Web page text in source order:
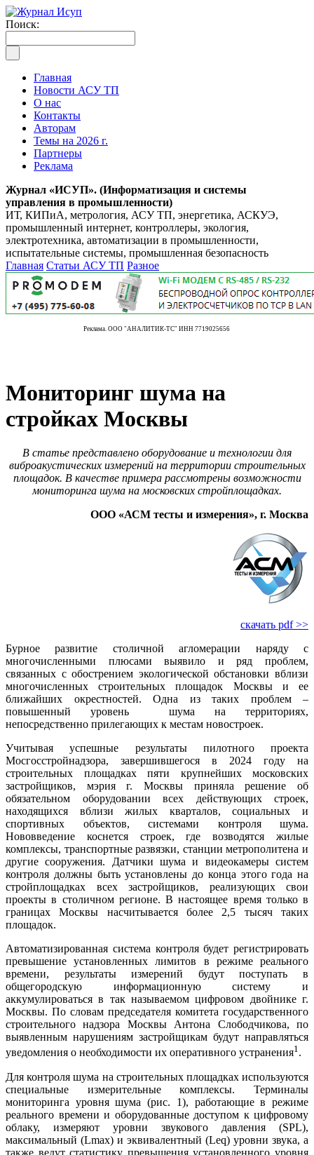
Поиск:
Главная
Новости АСУ ТП
О нас
Контакты
Авторам
Темы на 2026 г.
Партнеры
Реклама
Журнал «ИСУП». (Информатизация и системы
управления в промышленности)
ИТ, КИПиА, метрология, АСУ ТП, энергетика, АСКУЭ,
промышленный интернет, контроллеры, экология,
электротехника, автоматизации в промышленности,
испытательные системы, промышленная безопасность
Главная Статьи АСУ ТП Разное
Реклама. ООО "АНАЛИТИК-ТС" ИНН 7719025656
Мониторинг шума на
стройках Москвы
В статье представлено оборудование и технологии для
виброакустических измерений на территории строительных
площадок. В качестве примера рассмотрены возможности
мониторинга шума на московских стройплощадках.
ООО «АСМ тесты и измерения», г. Москва
скачать pdf >>
Бурное развитие столичной агломерации наряду с
многочисленными плюсами выявило и ряд проблем,
связанных с обострением экологической обстановки вблизи
многочисленных строительных площадок Москвы и ее
ближайших окрестностей. Одна из таких проблем –
повышенный уровень шу­ма на территориях,
непосредственно прилегающих к местам новостроек.
Учитывая успешные результаты пилотного проекта
Мосгосстройнадзора, завершившегося в 2024 го­ду на
строительных площадках пя­ти крупнейших московских
застройщиков, мэрия г. Москвы приняла решение об
обязательном оборудовании всех действующих строек,
находящихся вблизи жилых кварталов, социальных и
спортивных объектов, системами контроля шу­ма.
Нововведение коснется строек, где возводятся жилые
комплексы, транспортные развязки, станции метрополитена и
другие сооружения. Датчики шу­ма и видеокамеры систем
контроля должны быть установлены до конца этого го­да на
стройплощадках всех застройщиков, реализующих свои
проекты в столичном регионе. В настоящее время только в
границах Москвы насчитывается более 2,5 тысяч таких
площадок.
Автоматизированная система контроля будет регистрировать
превышение установленных лимитов в режиме реального
времени, результаты измерений будут поступать в
общегородскую информационную систему и
аккумулироваться в так называемом цифровом двойнике г.
Москвы. По словам председателя комитета государственного
строительного надзора Москвы Антона Слободчикова, по
выявленным нарушениям застройщикам будут направляться
уведомления о необходимости их оперативного устранения1.
Для контроля шу­ма на строительных площадках используются
специальные измерительные комплексы. Терминалы
мониторинга уровня шу­ма (рис. 1), работающие в режиме
реального времени и оборудованные доступом к цифровому
облаку, измеряют уровни звукового давления (SPL),
максимальный (Lmax) и эквивалентный (Leq) уровни звука, а
также ведут статистику превышения установленного уровня